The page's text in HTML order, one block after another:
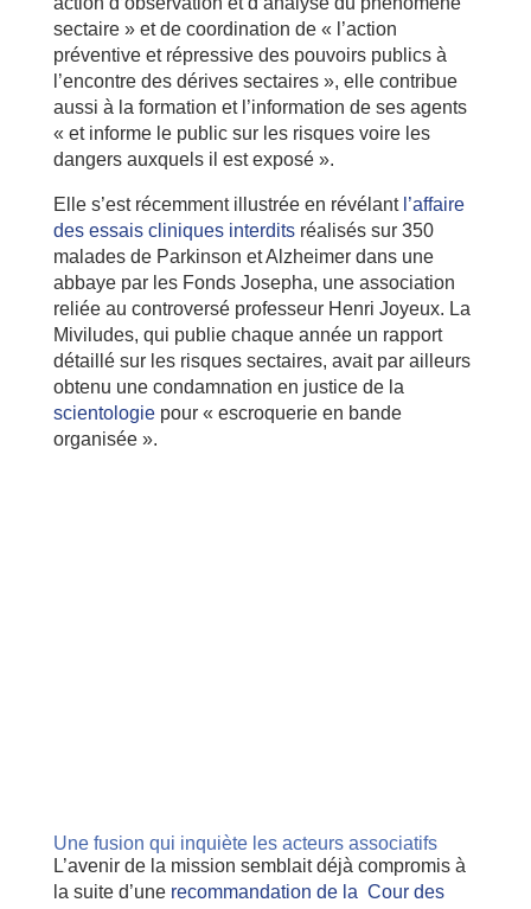
sectaire » et de coordination de « l’action
préventive et répressive des pouvoirs publics à
l’encontre des dérives sectaires », elle contribue
aussi à la formation et l’information de ses agents
« et informe le public sur les risques voire les
dangers auxquels il est exposé ».
Elle s’est récemment illustrée en révélant l’affaire
des essais cliniques interditsréalisés sur 350
malades de Parkinson et Alzheimer dans une
abbaye par les Fonds Josepha, une association
reliée au controversé professeur Henri Joyeux. La
Miviludes, qui publie chaque année un rapport
détaillé sur les risques sectaires, avait par ailleurs
obtenu une condamnation en justice de la
scientologiepour « escroquerie en bande
organisée ».
Une fusion qui inquiète les acteurs associatifs
L’avenir de la mission semblait déjà compromis à
la suite d’une recommandation de la Cour des